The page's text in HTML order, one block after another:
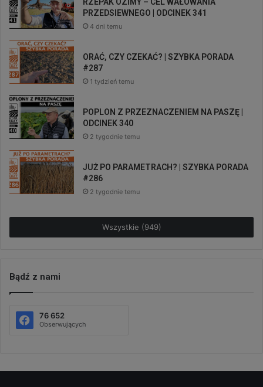
RZEPAK OZIMY – CEL WAŁOWANIA
PRZEDSIEWNEGO | ODCINEK 341
4 dni temu
ORAĆ, CZY CZEKAĆ? | SZYBKA PORADA
#287
1 tydzień temu
POPLON Z PRZEZNACZENIEM NA PASZĘ |
ODCINEK 340
2 tygodnie temu
JUŻ PO PARAMETRACH? | SZYBKA PORADA
#286
2 tygodnie temu
Wszystkie (949)
Bądź z nami
76 652
Obserwujących